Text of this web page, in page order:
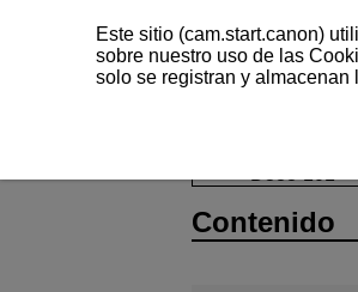
Contenido
Este sitio (cam.start.canon)
sobre nuestro uso de las
solo se registran y